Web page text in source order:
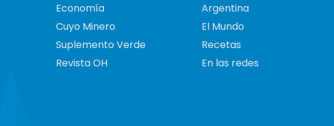
Economía
Cuyo Minero
Suplemento Verde
Revista OH
Argentina
El Mundo
Recetas
En las redes